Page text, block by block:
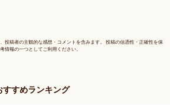
F-2
投稿者の主観的な感想・コメントを含みます。 投稿の信憑性・正確性を保
情報の一つとしてご利用ください。
すすめランキング